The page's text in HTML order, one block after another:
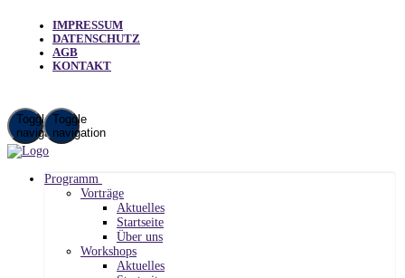
IMPRESSUM
DATENSCHUTZ
AGB
KONTAKT
Toggle
navigation
Toggle
navigation
Programm
Vorträge
Aktuelles
Startseite
Über uns
Workshops
Aktuelles